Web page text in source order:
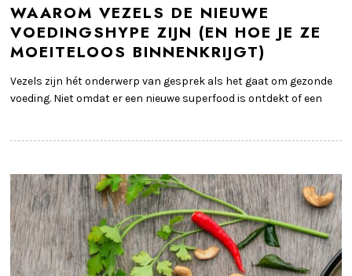
WAAROM VEZELS DE NIEUWE
VOEDINGSHYPE ZIJN (EN HOE JE ZE
MOEITELOOS BINNENKRIJGT)
Vezels zijn hét onderwerp van gesprek als het gaat om gezonde
voeding. Niet omdat er een nieuwe superfood is ontdekt of een